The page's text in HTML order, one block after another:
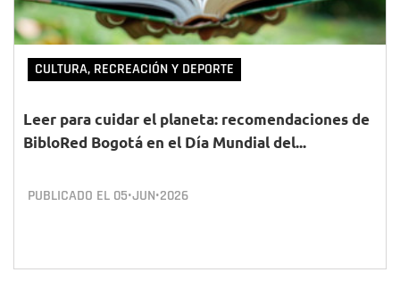
CULTURA, RECREACIÓN Y DEPORTE
Leer para cuidar el planeta: recomendaciones de
BibloRed Bogotá en el Día Mundial del...
PUBLICADO EL 05•JUN•2026